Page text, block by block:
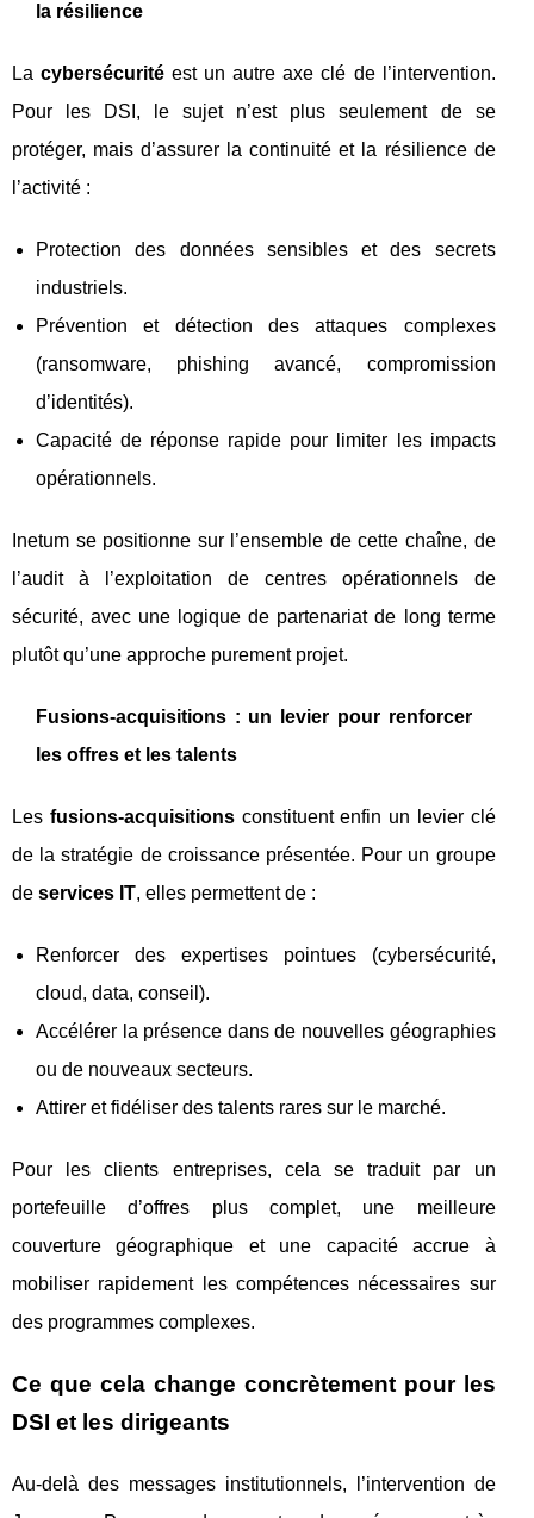
la résilience
Lacybersécurité est un autre axe clé de l’intervention.
Pour les DSI, le sujet n’est plus seulement de se
protéger, mais d’assurer la continuité et la résilience de
l’activité :
Protection des données sensibles et des secrets
industriels.
Prévention et détection des attaques complexes
(ransomware, phishing avancé, compromission
d’identités).
Capacité de réponse rapide pour limiter les impacts
opérationnels.
Inetum se positionne sur l’ensemble de cette chaîne, de
l’audit à l’exploitation de centres opérationnels de
sécurité, avec une logique de partenariat de long terme
plutôt qu’une approche purement projet.
Fusions-acquisitions : un levier pour renforcer
les offres et les talents
Les fusions-acquisitionsconstituent enfin un levier clé
de la stratégie de croissance présentée. Pour un groupe
de services IT, elles permettent de :
Renforcer des expertises pointues (cybersécurité,
cloud, data, conseil).
Accélérer la présence dans de nouvelles géographies
ou de nouveaux secteurs.
Attirer et fidéliser des talents rares sur le marché.
Pour les clients entreprises, cela se traduit par un
portefeuille d’offres plus complet, une meilleure
couverture géographique et une capacité accrue à
mobiliser rapidement les compétences nécessaires sur
des programmes complexes.
Ce que cela change concrètement pour les
DSI et les dirigeants
Au-delà des messages institutionnels, l’intervention de